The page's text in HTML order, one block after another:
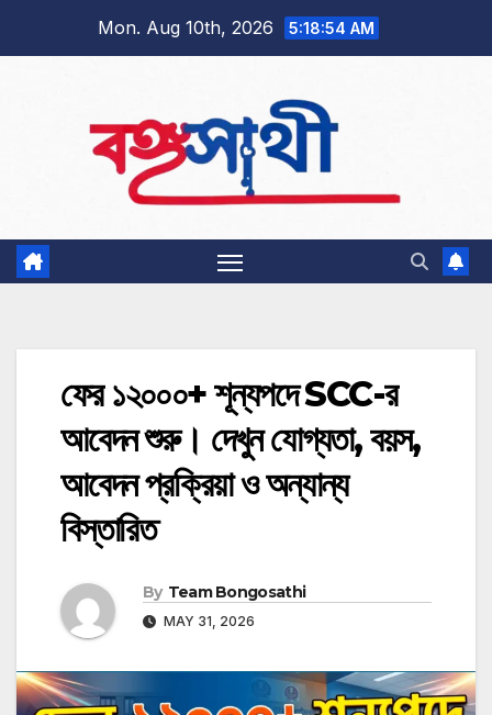
Mon. Aug 10th, 2026 5:18:55 AM
ফের ১২০০০+ শূন্যপদে SCC-র
আবেদন শুরু। দেখুন যোগ্যতা, বয়স,
আবেদন প্রক্রিয়া ও অন্যান্য
বিস্তারিত
By Team Bongosathi
MAY 31, 2026